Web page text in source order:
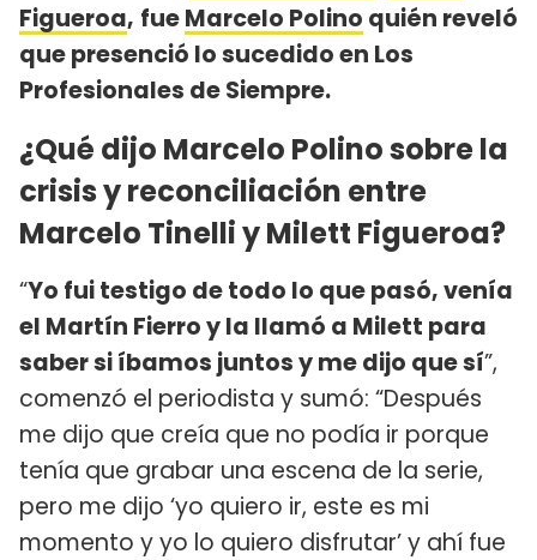
Figueroa, fueMarcelo Polino quién reveló
que presenció lo sucedido en Los
Profesionales de Siempre.
¿Qué dijo Marcelo Polino sobre la
crisis y reconciliación entre
Marcelo Tinelli y Milett Figueroa?
“Yo fui testigo de todo lo que pasó, venía
el Martín Fierro y la llamó a Milett para
saber si íbamos juntos y me dijo que sí”,
comenzó el periodista y sumó: “Después
me dijo que creía que no podía ir porque
tenía que grabar una escena de la serie,
pero me dijo ‘yo quiero ir, este es mi
momento y yo lo quiero disfrutar’ y ahí fue